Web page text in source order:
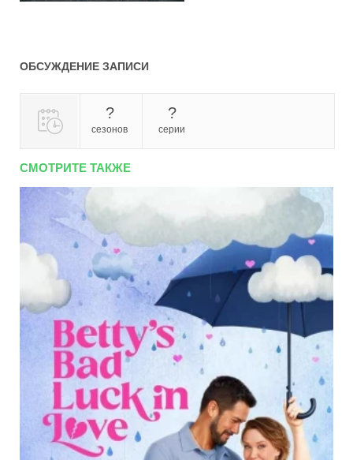
ОБСУЖДЕНИЕ ЗАПИСИ
?
сезонов
?
серии
СМОТРИТЕ ТАКЖЕ